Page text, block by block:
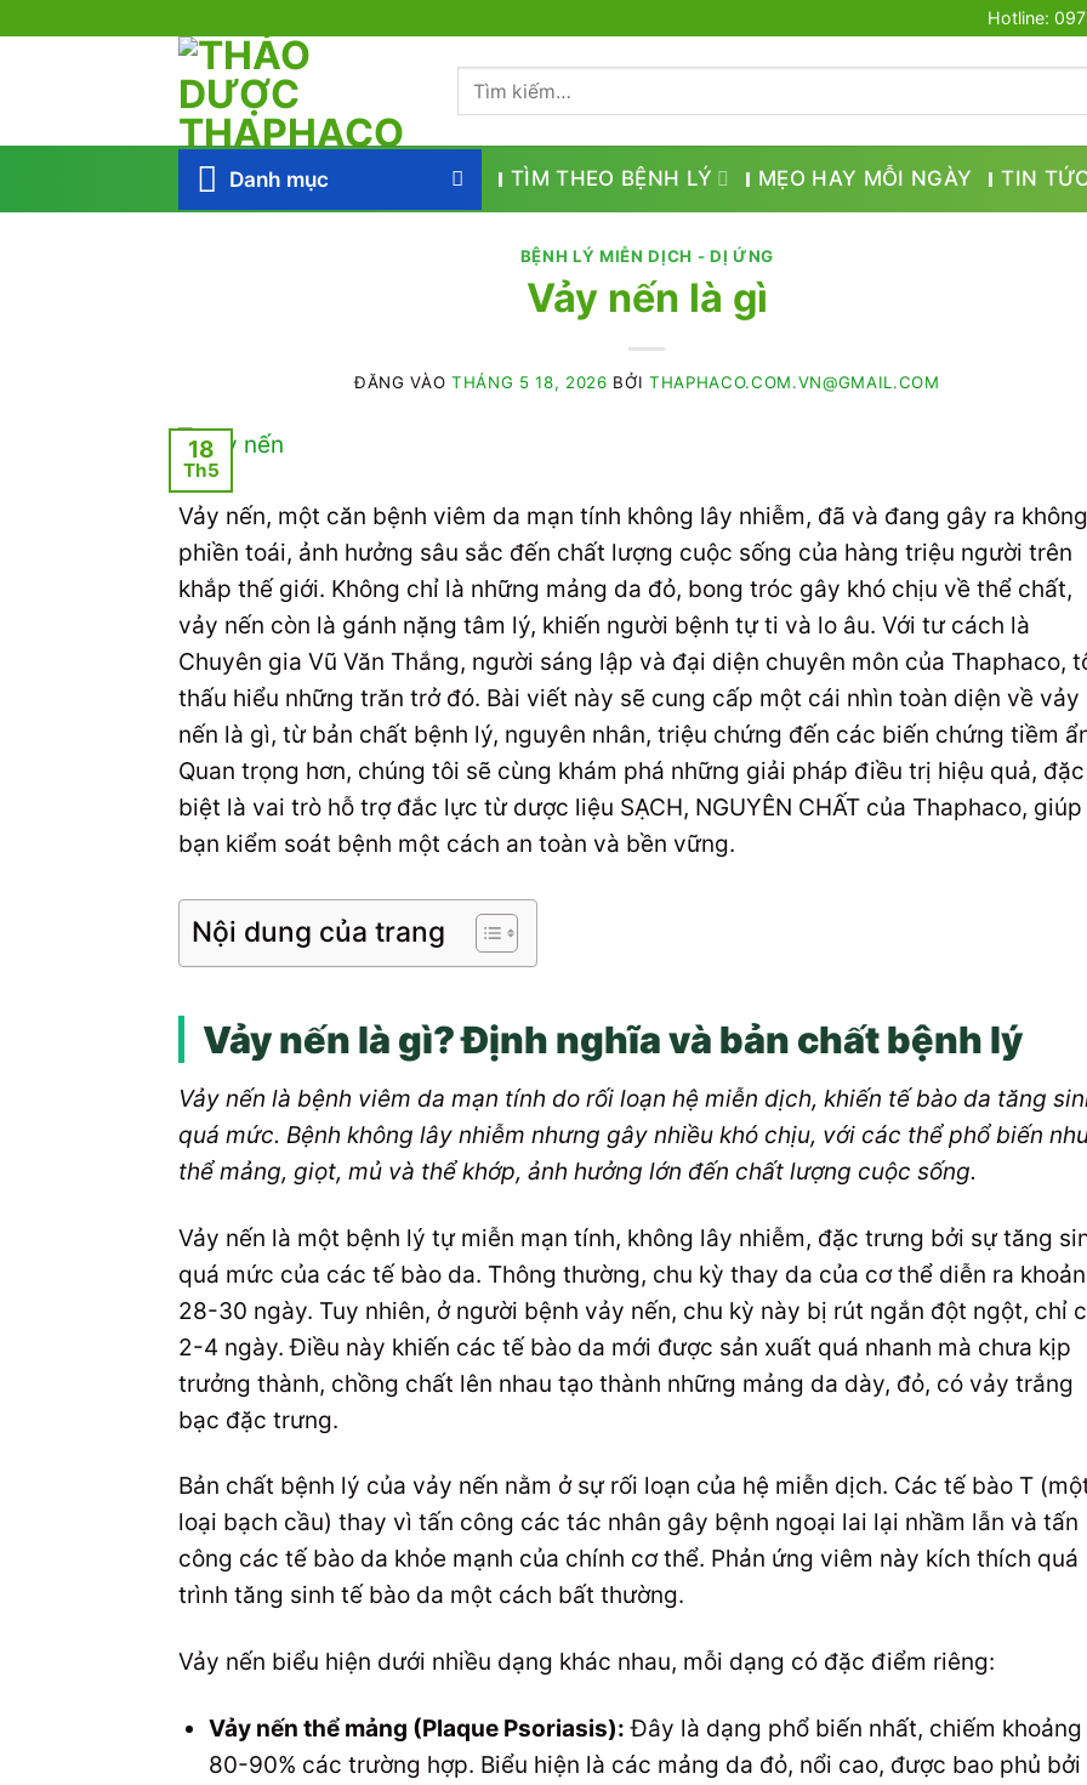
Hotline:
Tìm
Danh mục TÌM THEO BỆNH LÝ MẸO HAY MỖI NGÀY TIN
BỆNH LÝ MIỄN DỊCH - DỊ ỨNG
Vảy nến là gì
ĐĂNG VÀO THÁNG 5 18, 2026 BỞI THAPHACO.COM.VN@GMAIL.COM
18
Th5
Vảy nến, một căn bệnh viêm da mạn tính không lây nhiễm, đã và đang gây ra
phiền toái, ảnh hưởng sâu sắc đến chất lượng cuộc sống của hàng triệu người trên
khắp thế giới. Không chỉ là những mảng da đỏ, bong tróc gây khó chịu về thể chất,
vảy nến còn là gánh nặng tâm lý, khiến người bệnh tự ti và lo âu. Với tư cách là
Chuyên gia Vũ Văn Thắng, người sáng lập và đại diện chuyên môn của Thaphaco,
thấu hiểu những trăn trở đó. Bài viết này sẽ cung cấp một cái nhìn toàn diện về vảy
nến là gì, từ bản chất bệnh lý, nguyên nhân, triệu chứng đến các biến chứng tiềm
Quan trọng hơn, chúng tôi sẽ cùng khám phá những giải pháp điều trị hiệu quả, đặc
biệt là vai trò hỗ trợ đắc lực từ dược liệu SẠCH, NGUYÊN CHẤT của Thaphaco, giúp
bạn kiểm soát bệnh một cách an toàn và bền vững.
Nội dung của trang
Vảy nến là gì? Định nghĩa và bản chất bệnh lý
Vảy nến là bệnh viêm da mạn tính do rối loạn hệ miễn dịch, khiến tế bào da tăng
quá mức. Bệnh không lây nhiễm nhưng gây nhiều khó chịu, với các thể phổ biến
thể mảng, giọt, mủ và thể khớp, ảnh hưởng lớn đến chất lượng cuộc sống.
Vảy nến là một bệnh lý tự miễn mạn tính, không lây nhiễm, đặc trưng bởi sự tăng
quá mức của các tế bào da. Thông thường, chu kỳ thay da của cơ thể diễn ra
28-30 ngày. Tuy nhiên, ở người bệnh vảy nến, chu kỳ này bị rút ngắn đột ngột, chỉ
2-4 ngày. Điều này khiến các tế bào da mới được sản xuất quá nhanh mà chưa kịp
trưởng thành, chồng chất lên nhau tạo thành những mảng da dày, đỏ, có vảy trắng
bạc đặc trưng.
Bản chất bệnh lý của vảy nến nằm ở sự rối loạn của hệ miễn dịch. Các tế bào T
loại bạch cầu) thay vì tấn công các tác nhân gây bệnh ngoại lai lại nhầm lẫn và tấn
công các tế bào da khỏe mạnh của chính cơ thể. Phản ứng viêm này kích thích quá
trình tăng sinh tế bào da một cách bất thường.
Vảy nến biểu hiện dưới nhiều dạng khác nhau, mỗi dạng có đặc điểm riêng:
Vảy nến thể mảng (Plaque Psoriasis): Đây là dạng phổ biến nhất, chiếm khoảng
80-90% các trường hợp. Biểu hiện là các mảng da đỏ, nổi cao, được bao phủ bởi